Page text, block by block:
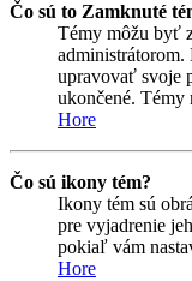
Čo sú to Zamknuté
Témy môžu byť
administrátorom.
upravovať svoje
ukončené. Témy
Hore
Čo sú ikony tém?
Ikony tém sú
pre vyjadrenie
pokiaľ vám
Hore